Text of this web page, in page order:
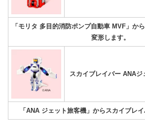
「モリタ 多目的消防ポンプ自動車 MVF」か
変形します。
スカイブレイバー ANAジ
「ANA ジェット旅客機」からスカイブレイ